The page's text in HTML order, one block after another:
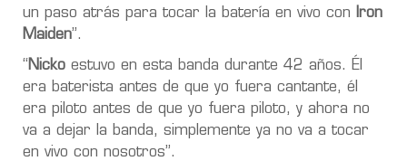
un paso atrás para tocar la batería en vivo con Iron
Maiden”.
“ Nicko estuvo en esta banda durante 42 años. Él
era baterista antes de que yo fuera cantante, él
era piloto antes de que yo fuera piloto, y ahora no
va a dejar la banda, simplemente ya no va a tocar
en vivo con nosotros”.